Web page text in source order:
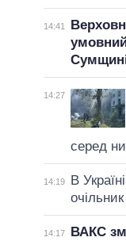
14:41
14:27
серед
14:19
В
14:17
ВАКС